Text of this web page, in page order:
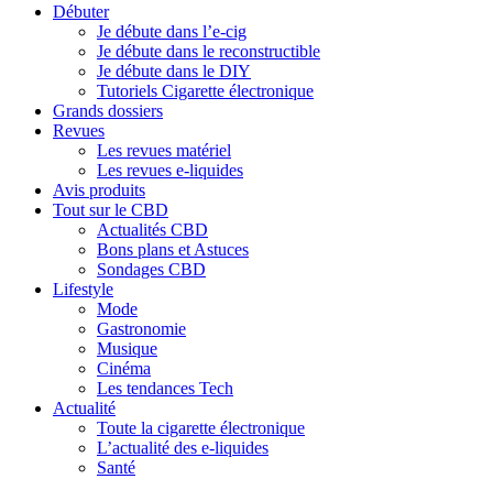
Débuter
Je débute dans l’e-cig
Je débute dans le reconstructible
Je débute dans le DIY
Tutoriels Cigarette électronique
Grands dossiers
Revues
Les revues matériel
Les revues e-liquides
Avis produits
Tout sur le CBD
Actualités CBD
Bons plans et Astuces
Sondages CBD
Lifestyle
Mode
Gastronomie
Musique
Cinéma
Les tendances Tech
Actualité
Toute la cigarette électronique
L’actualité des e-liquides
Santé